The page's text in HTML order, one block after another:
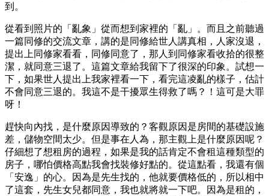
到。
從看到照片的「亂象」從而想到家裡的「亂」。而且之前聽過
一篇同修的交流文章，講的是同修給世人講真相，人家沒退，
提出上同修家看看，同修同意了，那人到同修家看收拾的很整
潔，就同意三退了。這篇文章給我留下了很深的印象。試想一
下，如果世人提出上我家裡看一下，看完這凌亂的樣子，估計
不會同意三退的。我這不是干擾眾生得救了嗎？！這可是大罪
呀！
趕快向內找，是什麼原因導致的？客觀原因是房間的基礎設施
差，儲物空間太少。但是事在人為，那主觀上是什麼原因呢？
仔細想了想租房的過程，如果是我的話肯定不會租這種類型的
房子，哪怕價格高點我會找裝修好點的。從這點看，我還有個
「安逸」的心。因為是先生找的，他就要價格低的，所以相中
了這套，先生女兒都同意，我也就將就一下吧。因為是租的，